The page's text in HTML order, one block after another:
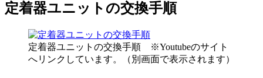
定着器ユニットの交換手順
定着器ユニットの交換手順 ※Youtubeのサイト
へリンクしています。（別画面で表示されます）